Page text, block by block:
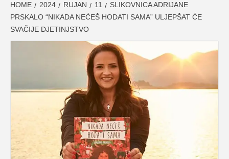
HOME 2024 RUJAN 11
SLIKOVNICA ADRIJANE
PRSKALO “NIKADA NEĆEŠ HODATI SAMA” ULJEPŠAT ĆE
SVAČIJE DJETINJSTVO